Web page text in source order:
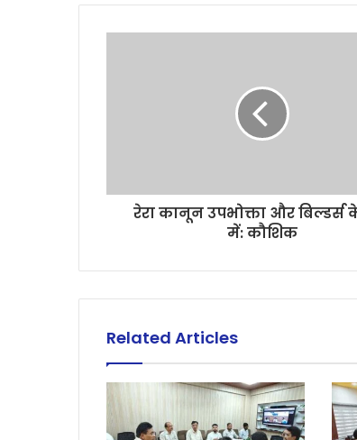
रेरा कानून उपभोक्ता और बिल्डर्स
में: कौशिक
Related Articles